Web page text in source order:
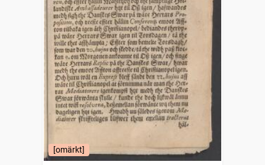
[omärkt]